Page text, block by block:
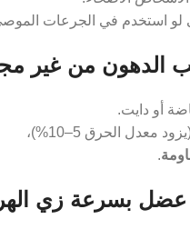
في الجرعات الموصى بيها (3–5
الدهون من غير
أو دايت.
الحرق 5–10%)،
.
عضل بسرعة زي